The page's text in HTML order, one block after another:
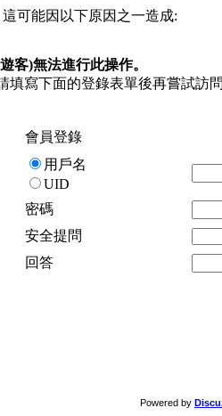
可能因以下原因之一造成:
客)無法進行此操作。
填寫下面的登錄表單後再嘗試訪
會員登錄
用戶名
UID
密碼
安全提問
回答
Powered by